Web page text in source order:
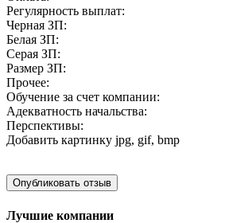
Регулярность выплат:
Черная ЗП:
Белая ЗП:
Серая ЗП:
Размер ЗП:
Прочее:
Обучение за счет компании:
Адекватность начальства:
Перспективы:
Добавить картинку jpg, gif, bmp
Лучшие компании